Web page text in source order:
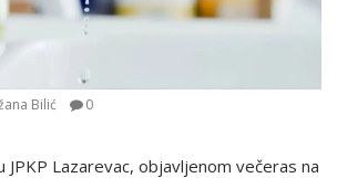
Bilić 0
Lazarevac, objavljenom večeras na